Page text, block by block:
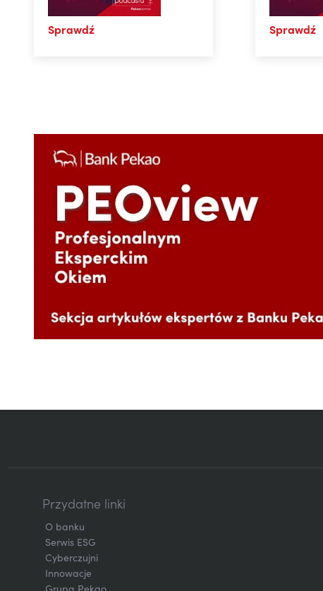
Sprawdź Sprawdź
Przydatne linki
O banku
Serwis ESG
Cyberczujni
Innowacje